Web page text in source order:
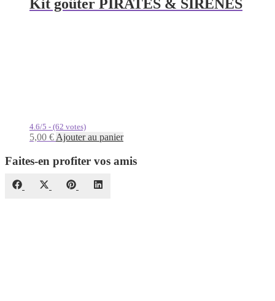
Kit goûter PIRATES & SIRENES
4.6/5 - (62 votes)
5,00 € Ajouter au panier
Faites-en profiter vos amis
Share
FacebookShare
Share
Pinterest